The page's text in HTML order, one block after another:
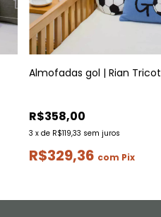
Almofadas gol | Rian Tricot
R$358,00
3 x de R$119,33 sem juros
R$329,36 com Pix